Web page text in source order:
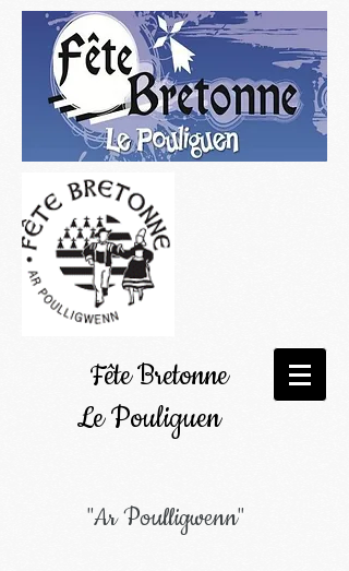
Fête Bretonne
Le Pouliguen
"Ar Poulligwenn"